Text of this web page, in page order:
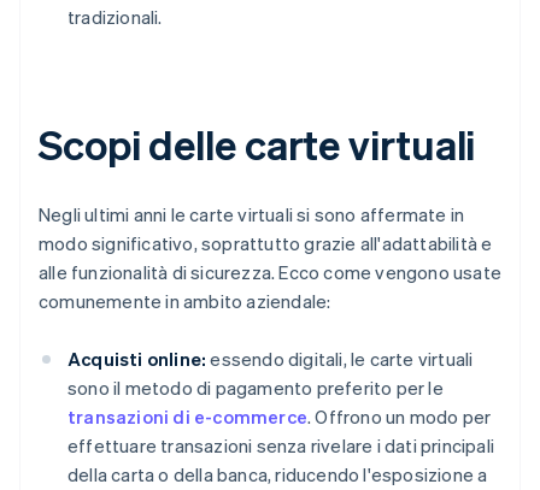
tradizionali.
Scopi delle carte virtuali
Negli ultimi anni le carte virtuali si sono affermate in
modo significativo, soprattutto grazie all'adattabilità e
alle funzionalità di sicurezza. Ecco come vengono usate
comunemente in ambito aziendale:
Acquisti online: essendo digitali, le carte virtuali
sono il metodo di pagamento preferito per le
transazioni di e-commerce. Offrono un modo per
effettuare transazioni senza rivelare i dati principali
della carta o della banca, riducendo l'esposizione a